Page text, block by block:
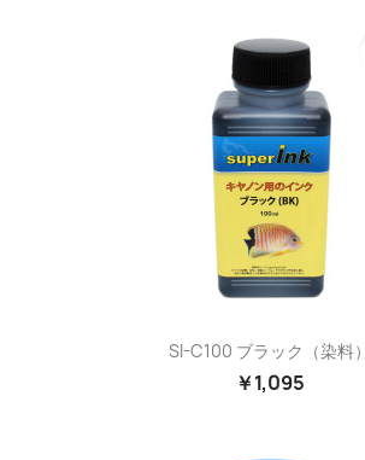
SI-C100 ブラック（染料）
￥1,095